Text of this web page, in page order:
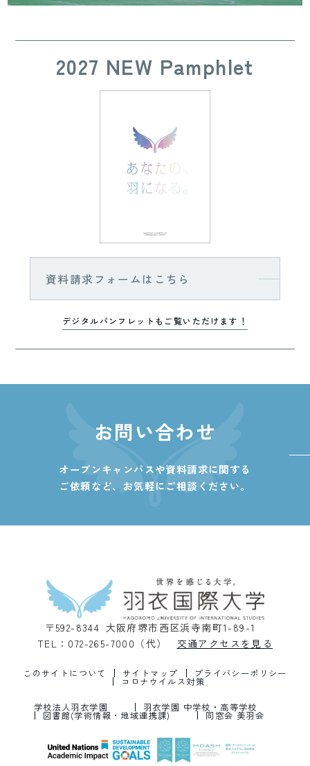
2027 NEW Pamphlet
資料請求フォームはこちら
デジタルパンフレットもご覧いただけます！
お問い合わせ
オープンキャンパスや資料請求に関する
ご依頼など、 お気軽にご相談ください。
〒592-8344 大阪府堺市西区浜寺南町1-89-1
TEL：072-265-7000（代）
交通アクセスを見る
このサイトについて サイトマップ プライバシーポリシー
コロナウイルス対策
学校法人羽衣学園 羽衣学園 中学校・高等学校
図書館(学術情報・地域連携課) 同窓会 美羽会